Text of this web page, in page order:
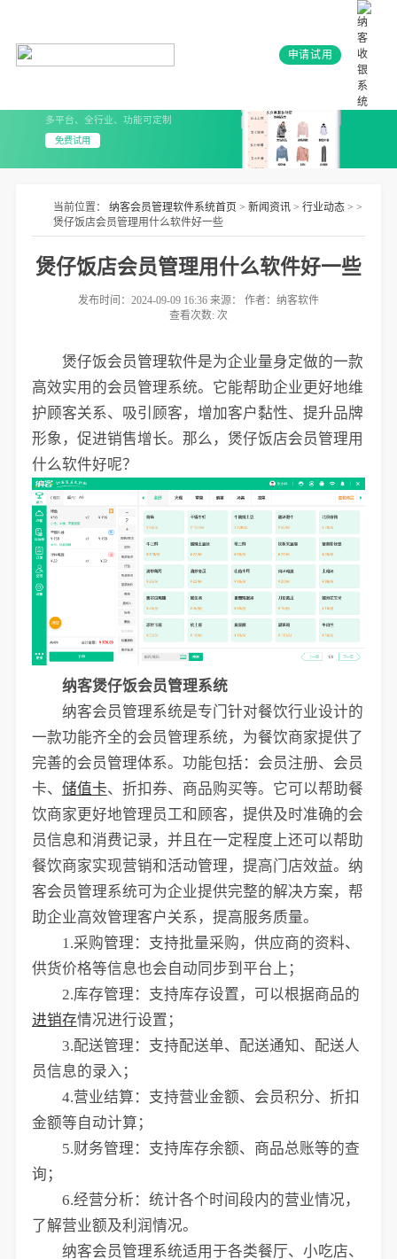
申请试用
多平台、全行业、功能可定制
免费试用
当前位置： 纳客会员管理软件系统首页> 新闻资讯> 行业动态> >
煲仔饭店会员管理用什么软件好一些
煲仔饭店会员管理用什么软件好一些
发布时间：2024-09-09 16:36 来源： 作者：纳客软件
查看次数: 次
煲仔饭会员管理软件是为企业量身定做的一款
高效实用的会员管理系统。它能帮助企业更好地维
护顾客关系、吸引顾客，增加客户黏性、提升品牌
形象，促进销售增长。那么，煲仔饭店会员管理用
什么软件好呢？
纳客煲仔饭会员管理系统
纳客会员管理系统是专门针对餐饮行业设计的
一款功能齐全的会员管理系统，为餐饮商家提供了
完善的会员管理体系。功能包括：会员注册、会员
卡、 储值卡、折扣券、商品购买等。它可以帮助餐
饮商家更好地管理员工和顾客，提供及时准确的会
员信息和消费记录，并且在一定程度上还可以帮助
餐饮商家实现营销和活动管理，提高门店效益。纳
客会员管理系统可为企业提供完整的解决方案，帮
助企业高效管理客户关系，提高服务质量。
1.采购管理：支持批量采购，供应商的资料、
供货价格等信息也会自动同步到平台上；
2.库存管理：支持库存设置，可以根据商品的
进销存情况进行设置；
3.配送管理：支持配送单、配送通知、配送人
员信息的录入；
4.营业结算：支持营业金额、会员积分、折扣
金额等自动计算；
5.财务管理：支持库存余额、商品总账等的查
询；
6.经营分析：统计各个时间段内的营业情况，
了解营业额及利润情况。
纳客会员管理系统适用于各类餐厅、小吃店、